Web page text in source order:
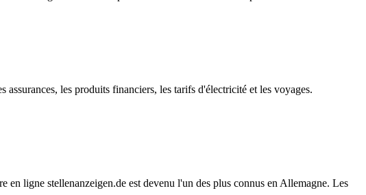
les produits financiers, les tarifs d'électricité et les voyages.
en ligne stellenanzeigen.de est devenu l'un des plus connus en Allemagne. Les